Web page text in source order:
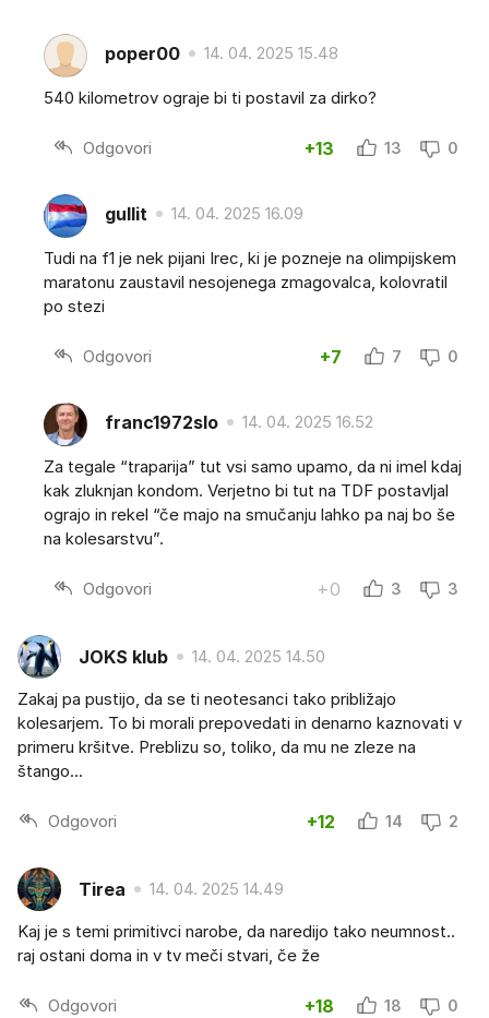
poper00 14. 04. 2025 15.48
540 kilometrov ograje bi ti postavil za dirko?
Odgovori +13 13 0
gullit 14. 04. 2025 16.09
Tudi na f1 je nek pijani Irec, ki je pozneje na olimpijskem
maratonu zaustavil nesojenega zmagovalca, kolovratil
po stezi
Odgovori +7 7 0
franc1972slo 14. 04. 2025 16.52
Za tegale “traparija” tut vsi samo upamo, da ni imel kdaj
kak zluknjan kondom. Verjetno bi tut na TDF postavljal
ograjo in rekel “če majo na smučanju lahko pa naj bo še
na kolesarstvu”.
Odgovori +0 3 3
JOKS klub 14. 04. 2025 14.50
Zakaj pa pustijo, da se ti neotesanci tako približajo
kolesarjem. To bi morali prepovedati in denarno kaznovati v
primeru kršitve. Preblizu so, toliko, da mu ne zleze na
štango...
Odgovori +12 14 2
Tirea 14. 04. 2025 14.49
Kaj je s temi primitivci narobe, da naredijo tako neumnost..
raj ostani doma in v tv meči stvari, če že
Odgovori +18 18 0